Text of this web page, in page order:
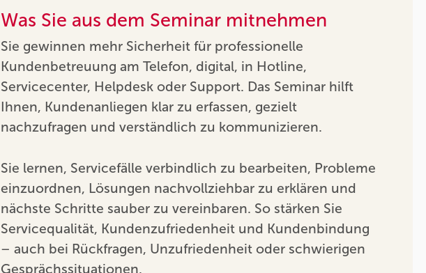
Was Sie aus dem Seminar mitnehmen
Sie gewinnen mehr Sicherheit für professionelle
Kundenbetreuung am Telefon, digital, in Hotline,
Servicecenter, Helpdesk oder Support. Das Seminar hilft
Ihnen, Kundenanliegen klar zu erfassen, gezielt
nachzufragen und verständlich zu kommunizieren.
Sie lernen, Servicefälle verbindlich zu bearbeiten, Probleme
einzuordnen, Lösungen nachvollziehbar zu erklären und
nächste Schritte sauber zu vereinbaren. So stärken Sie
Servicequalität, Kundenzufriedenheit und Kundenbindung
– auch bei Rückfragen, Unzufriedenheit oder schwierigen
Gesprächssituationen.